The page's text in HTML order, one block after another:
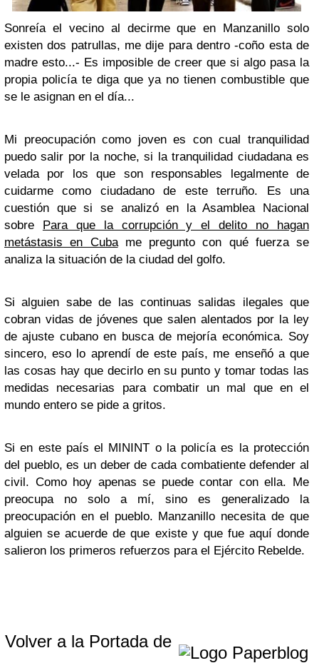
Sonreía el vecino al decirme que en Manzanillo solo
existen dos patrullas, me dije para dentro -coño esta de
madre esto...- Es imposible de creer que si algo pasa la
propia policía te diga que ya no tienen combustible que
se le asignan en el día...
Mi preocupación como joven es con cual tranquilidad
puedo salir por la noche, si la tranquilidad ciudadana es
velada por los que son responsables legalmente de
cuidarme como ciudadano de este terruño. Es una
cuestión que si se analizó en la Asamblea Nacional
sobre
Para que la corrupción y el delito no hagan
metástasis en Cubame pregunto con qué fuerza se
analiza la situación de la ciudad del golfo.
Si alguien sabe de las continuas salidas ilegales que
cobran vidas de jóvenes que salen alentados por la ley
de ajuste cubano en busca de mejoría económica. Soy
sincero, eso lo aprendí de este país, me enseñó a que
las cosas hay que decirlo en su punto y tomar todas las
medidas necesarias para combatir un mal que en el
mundo entero se pide a gritos.
Si en este país el MININT o la policía es la protección
del pueblo, es un deber de cada combatiente defender al
civil. Como hoy apenas se puede contar con ella. Me
preocupa no solo a mí, sino es generalizado la
preocupación en el pueblo. Manzanillo necesita de que
alguien se acuerde de que existe y que fue aquí donde
salieron los primeros refuerzos para el Ejército Rebelde.
Volver a la Portada de